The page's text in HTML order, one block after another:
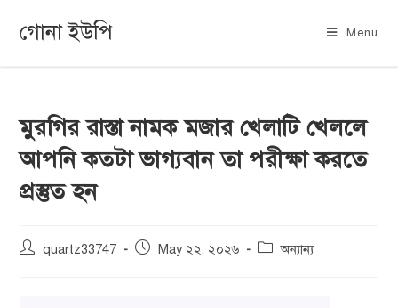
গোনা ইউপি Menu
মুরগির রাস্তা নামক মজার খেলাটি খেললে
আপনি কতটা ভাগ্যবান তা পরীক্ষা করতে
প্রস্তুত হন
quartz33747 May ২২, ২০২৬ অন্যান্য